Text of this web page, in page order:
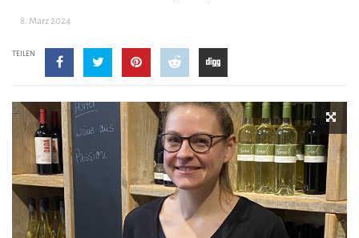
8. März 2024
TEILEN